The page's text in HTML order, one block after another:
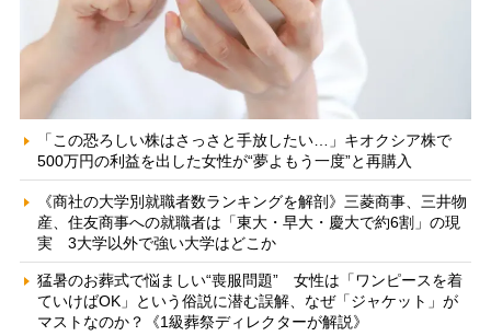
「この恐ろしい株はさっさと手放したい…」キオクシア株で
500万円の利益を出した女性が“夢よもう一度”と再購入
《商社の大学別就職者数ランキングを解剖》三菱商事、三井物
産、住友商事への就職者は「東大・早大・慶大で約6割」の現
実 3大学以外で強い大学はどこか
猛暑のお葬式で悩ましい“喪服問題” 女性は「ワンピースを着
ていけばOK」という俗説に潜む誤解、なぜ「ジャケット」が
マストなのか？《1級葬祭ディレクターが解説》